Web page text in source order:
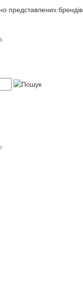
представлених брендів